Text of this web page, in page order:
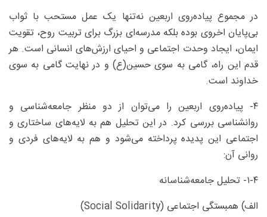
در مجموع پیاده‌روی اربعین نه‌تنها یک عمل مستحب با ثواب
بی‌پایان اخروی بوده بلکه مدرسه‌ای بزرگ برای تربیت روح، تقویت
ایمان، ایجاد وحدت اجتماعی و احیای ارزش‌های انسانی است. هر
قدم این راه، گامی به سوی حسین(ع) و در نهایت گامی به سوی
خداوند است.
۴- پیاده‌روی اربعین را می‌توان از دو منظر جامعه‌شناسی و
روانشناسی بررسی کرد. در این تحلیل هم به لایه‌های ساختاری و
اجتماعی این پدیده پرداخته می‌شود و هم به لایه‌های فردی و
روانی آن:
۱-۴- تحلیل جامعه‌شناسانه
الف) همبستگی اجتماعی (Social Solidarity)